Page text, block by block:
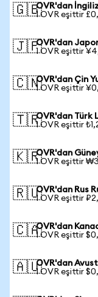
🇬🇧OVR'dan
1 OVR eşittir
🇯🇵OVR'dan
1 OVR eşittir
🇨🇳OVR'dan Çin
1 OVR eşittir
🇹🇷OVR'dan Türk
1 OVR eşittir
🇰🇷OVR'dan
1 OVR eşittir
🇷🇺OVR'dan Rus
1 OVR eşittir
🇨🇦OVR'dan
1 OVR eşittir
🇦🇺OVR'dan
1 OVR eşittir